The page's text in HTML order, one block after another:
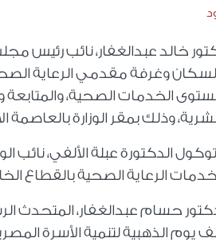
خالد عبدالغفار، نائب رئيس
وغرفة مقدمي الرعاية
الخدمات الصحية،
وذلك بمقر الوزارة بالعاصمة
الدكتورة عبلة الألفي، نائب
الرعاية الصحية بالقطاع
حسام عبدالغفار، المتحدث
يوم الذهبية لتنمية الأسرة